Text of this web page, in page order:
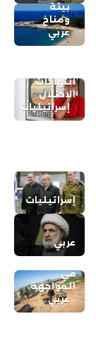
بيئة
ومناخ
عربي
انتهاكات
الاحتلال
إسرائيليات
إسرائيليات
عربي
في
المواجهة
عربي